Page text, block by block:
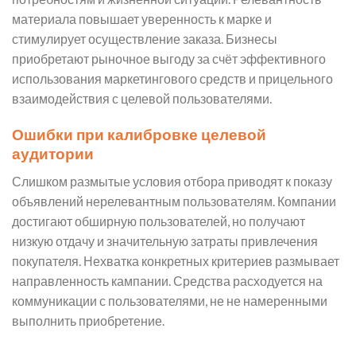
материала повышает уверенность к марке и
стимулирует осуществление заказа. Бизнесы
приобретают рыночное выгоду за счёт эффективного
использования маркетингового средств и прицельного
взаимодействия с целевой пользователями.
Ошибки при калибровке целевой
аудитории
Слишком размытые условия отбора приводят к показу
объявлений нерелевантным пользователям. Компании
достигают обширную пользователей, но получают
низкую отдачу и значительную затраты привлечения
покупателя. Нехватка конкретных критериев размывает
направленность кампании. Средства расходуется на
коммуникации с пользователями, не не намеренными
выполнить приобретение.